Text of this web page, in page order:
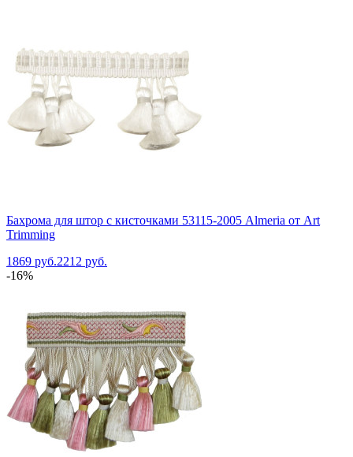
Бахрома для штор с кисточками 53115-2005 Almeria от Art
Trimming
1869 руб.2212 руб.
-16%